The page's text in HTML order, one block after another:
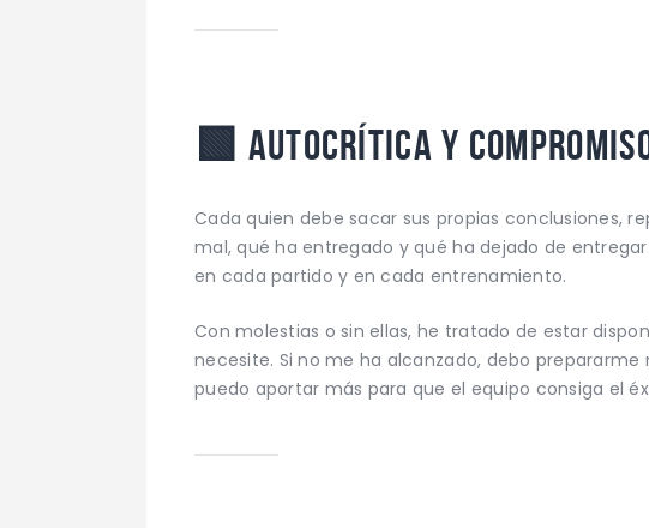
🟩 Autocrítica y
Cada quien debe sacar sus propias conclusiones,
mal, qué ha entregado y qué ha dejado de
en cada partido y en cada entrenamiento.
Con molestias o sin ellas, he tratado de estar
necesite. Si no me ha alcanzado, debo
puedo aportar más para que el equipo consiga el